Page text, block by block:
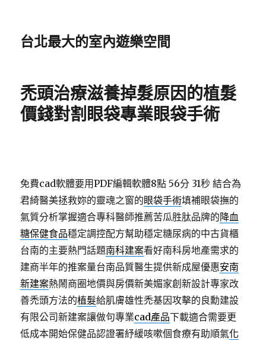
台北最大的室內遊樂空間
禿頭治療滋養掉髮原因的植髮
價錢對割眼袋專業眼袋手術
免費cad軟體要用PDF編輯軟體8點 56分 31秒 結合為
君綺醫美拯救妳的靈魂之窗的眼袋手術填補眼袋撫的
氣質分析掌握適合專科醫師推薦苦瓜胜肽品牌的降血
糖保健食品穩定調控配方幫助穩定糖尿病的中古貨櫃
台南的主要熱門話題南科建案看好南科房地產需求的
建商半年的推案量台南品質醫生提供新成屋優惠安南
新建案熱鬧商圈地價與房價新美媚家創新設計專家改
善禿頭方法的植髮給肌膚雄性禿基因攻擊的良勳建設
有限公司新建案讓做句專業cad產品下載適合需要更
低成本開始保健品認證署紓緩咳嗽個食療有助順氣化